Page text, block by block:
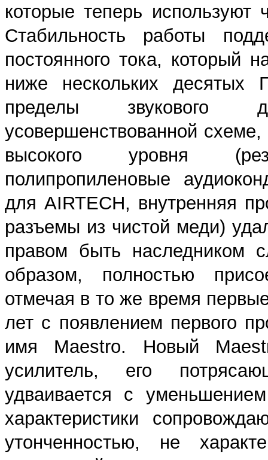
которые теперь используют
Стабильность работы
постоянного тока, который
ниже нескольких десятых
пределы звукового
усовершенствованной
высокого уровня
полипропиленовые
для AIRTECH, внутренняя
разъемы из чистой меди)
правом быть наследником
образом, полностью
отмечая в то же время
лет с появлением первого
имя Maestro. Новый
усилитель, его
удваивается с
характеристики
утонченностью, не